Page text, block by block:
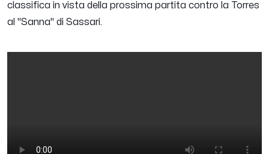
classifica in vista della prossima partita contro la Torres
al "Sanna" di Sassari.